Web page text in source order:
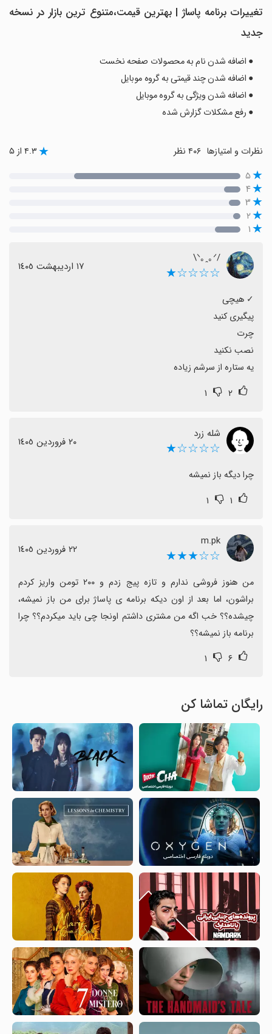
تغییرات برنامه ‏پاساژ | بهترین قیمت،متنوع ترین بازار در نسخه
جدید
● اضافه شدن نام به محصولات صفحه نخست
● اضافه شدن چند قیمتی به گروه موبایل
● اضافه شدن ویژگی به گروه موبایل
● رفع مشکلات گزارش شده
نظرات و امتیازها ۴.۳ از ۵
۵
۴
۳
۲
۱
/⁠ᐠ⁠｡⁠ꞈ⁠｡⁠ᐟ⁠\
☆☆☆☆★ ١٧ اردیبهشت ١٤٠٥
یه ستاره از سرشم زیاده
۲ ۱
شله زرد
☆☆☆☆★ ٢٠ فروردین ١٤٠٥
چرا دیگه باز نمیشه
۱ ۱
m.pk
☆☆★★★ ٢٢ فروردین ١٤٠٥
برنامه باز نمیشه؟؟
۶ ۱
رایگان تماشا کن